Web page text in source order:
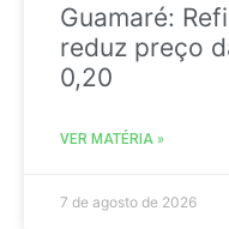
Guamaré:
reduz preço
0,20
VER MATÉRIA »
7 de agosto de 2026